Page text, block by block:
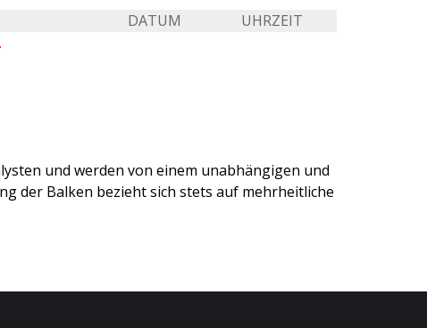
DATUM
UHRZEIT
und werden von einem unabhängigen und
der Balken bezieht sich stets auf mehrheitliche